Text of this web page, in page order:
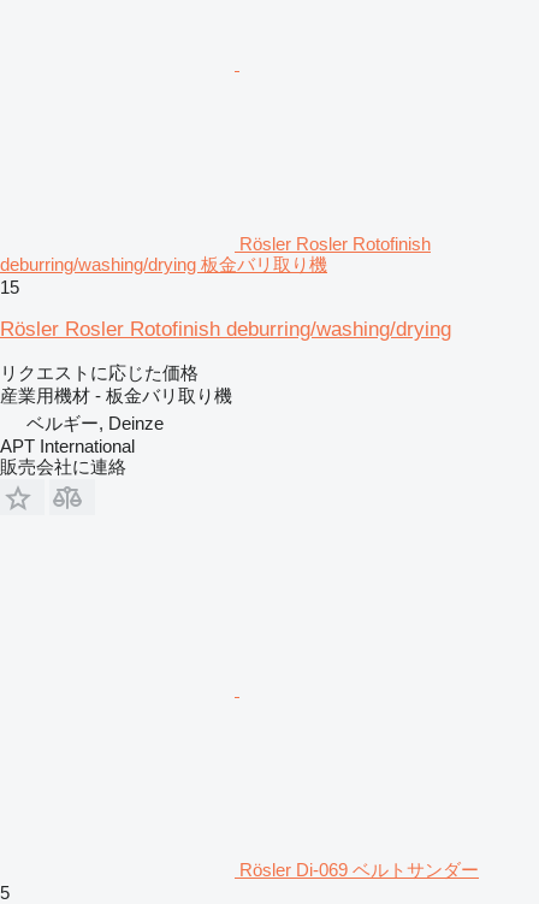
Rösler Rosler Rotofinish
deburring/washing/drying 板金バリ取り機
15
Rösler Rosler Rotofinish deburring/washing/drying
リクエストに応じた価格
産業用機材 - 板金バリ取り機
ベルギー, Deinze
APT International
販売会社に連絡
Rösler Di-069 ベルトサンダー
5